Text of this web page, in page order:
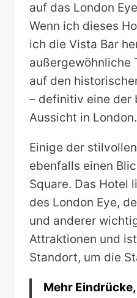
auf das London
Wenn ich dieses
ich die Vista Bar
außergewöhnliche
auf den
– definitiv eine der
Aussicht in London.
Einige der
ebenfalls einen
Square. Das Hotel
des London Eye,
und anderer
Attraktionen und
Standort, um die
Mehr